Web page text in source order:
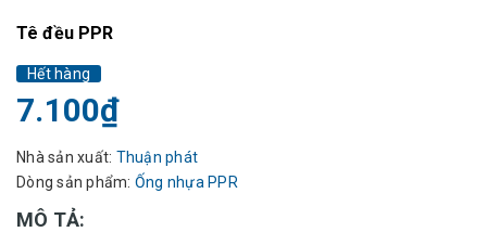
Tê đều PPR
Hết hàng
7.100₫
Nhà sản xuất: Thuận phát
Dòng sản phẩm: Ống nhựa PPR
MÔ TẢ: